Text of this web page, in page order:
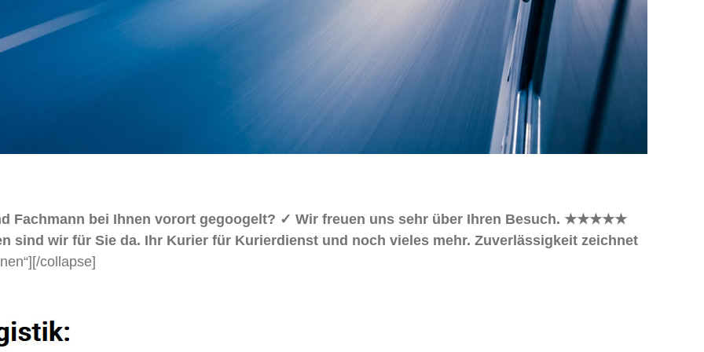
Fachmann bei Ihnen vorort gegoogelt? ✓ Wir freuen uns sehr über Ihren Besuch. ★★★★★
sind wir für Sie da. Ihr Kurier für Kurierdienst und noch vieles mehr. Zuverlässigkeit zeichnet
[/collapse]